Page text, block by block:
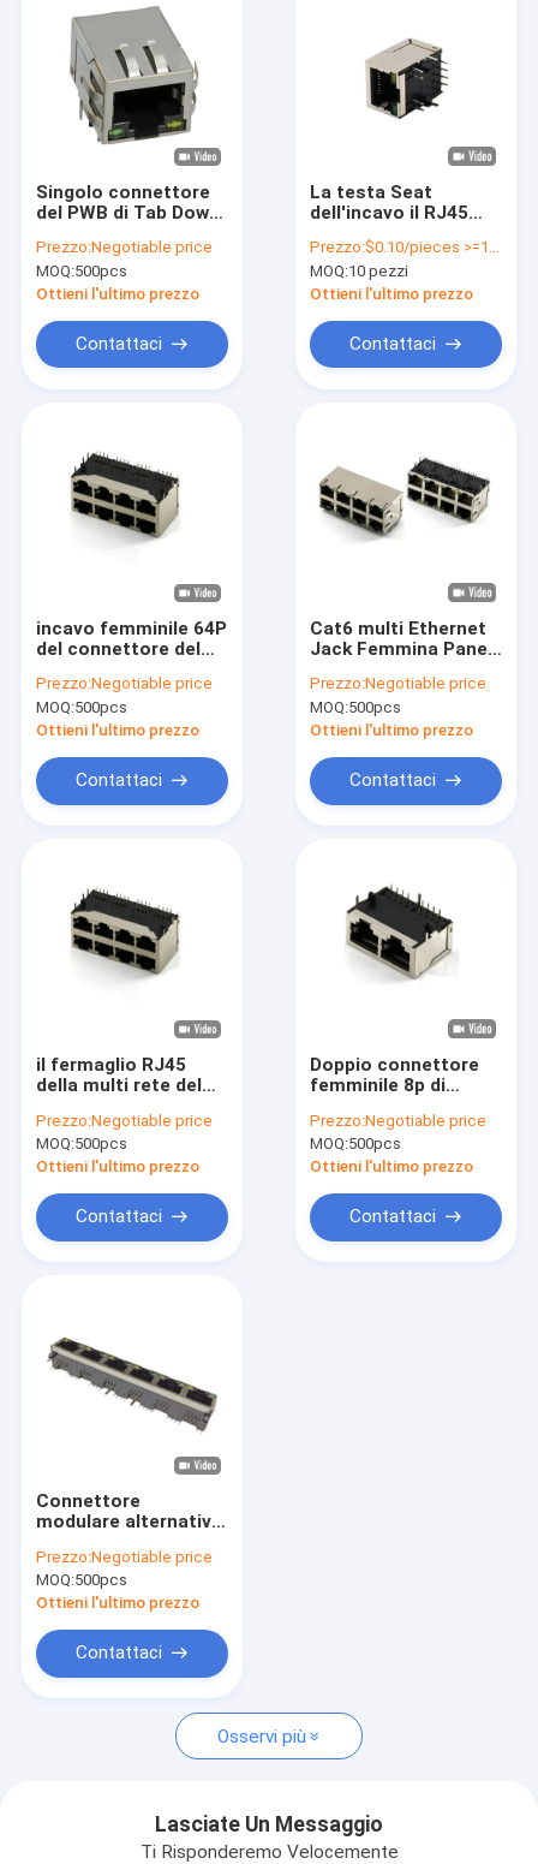
Prodotti
Video
Contattaci
Notizie
Connettore di FFC FPC
Connettori per schede
Collegamento femminile di tipo C
Connettore del contenitore di wafer
Spillo Intestazione Connettores
Connettore femminile dell'intestazione
presa di corrente continua
Cablaggio elettronico del cavo
assemblaggi cavi su ordinazione
Singolo connettore
del PWB di Tab Down
RJ45 del porto con
Ethernet del filtro
Prezzo:Negotiable price
MOQ:500pcs
Ottieni l'ultimo prezzo
Contattaci
La testa Seat
dell'incavo il RJ45
Bring Lamp Crystal
della rete del nuovo
tipo appunta
Prezzo:$0.10/pieces >=10 pieces
MOQ:10 pezzi
Ottieni l'ultimo prezzo
Contattaci
incavo femminile 64P
del connettore del
RJ45 del porto 2x4
Prezzo:Negotiable price
MOQ:500pcs
Ottieni l'ultimo prezzo
Contattaci
Cat6 multi Ethernet
Jack Femmina Panel
connettore del PWB
dei porti RJ45 del
porto 2x4
Prezzo:Negotiable price
MOQ:500pcs
Ottieni l'ultimo prezzo
Contattaci
il fermaglio RJ45
della multi rete del
protetto l'incavo con
luce principale
Prezzo:Negotiable price
MOQ:500pcs
Ottieni l'ultimo prezzo
Contattaci
Doppio connettore
femminile 8p di
dell'incavo UL94V-0
dei porti RJ45
Prezzo:Negotiable price
MOQ:500pcs
Ottieni l'ultimo prezzo
Contattaci
Connettore
modulare alternativo
RJ45 8P8C del PWB
RJ45 con principale
Prezzo:Negotiable price
MOQ:500pcs
Ottieni l'ultimo prezzo
Contattaci
Osservi più
Lasciate Un Messaggio
Ti Risponderemo Velocemente